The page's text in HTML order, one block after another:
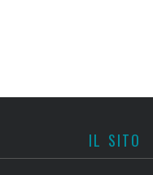
IL SITO